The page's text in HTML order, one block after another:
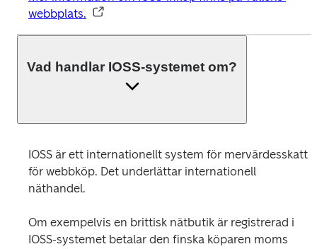
webbplats.
Vad handlar IOSS-systemet om?
IOSS är ett internationellt system för mervärdesskatt
för webbköp. Det underlättar internationell
näthandel.
Om exempelvis en brittisk nätbutik är registrerad i
IOSS-systemet betalar den finska köparen moms